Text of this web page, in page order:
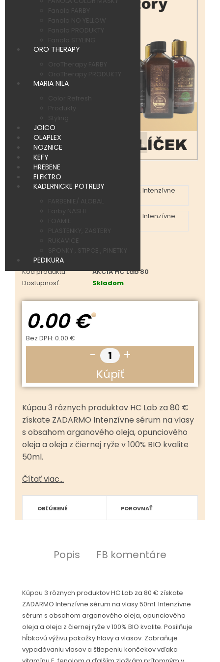
Fanola FARBY
Fanola NO YELLOW
Fanola PRODUKTY
Fanola STYLING
ORO THERAPY
OroTherapy FARBY
OroTherapy PRODUKTY
MARIA NILA
Color Refresh
Produkty
Styling
JOICO
OLAPLEX
NOZNICE
KEFY
HREBENE
ELEKTRO
KADERNICKE POTREBY
FARBENIE/ ALOBAL
Farby NASHI
FOAMIE
PLASTENKY, ZASTERY
RUKAVICE
SPONKY , STIPCE , PINETKY
PEDIKURA
Kód produktu:
AKCIA HC Lab 80
Dostupnosť:
Skladom
0.00 €
Bez DPH: 0.00 €
- +
Kúpiť
Kúpou 3 rôznych produktov HC Lab za 80 €
získate ZADARMO Intenzívne sérum na vlasy
s obsahom arganového oleja, opunciového
oleja a oleja z čiernej ryže v 100% BIO kvalite
50ml.
Čítať viac...
OBĽÚBENÉ POROVNAŤ
Popis FB komentáre
Kúpou 3 rôznych produktov HC Lab za 80 € získate
ZADARMO Intenzívne sérum na vlasy 50ml. Intenzívne
sérum s obsahom arganového oleja, opunciového
oleja a oleja z čiernej ryže v 100% BIO kvalite. Posilňuje
hĺbkovú výživu pokožky hlavy a vlasov. Zabraňuje
vypadávaniu vlasov a štiepeniu končekov vďaka